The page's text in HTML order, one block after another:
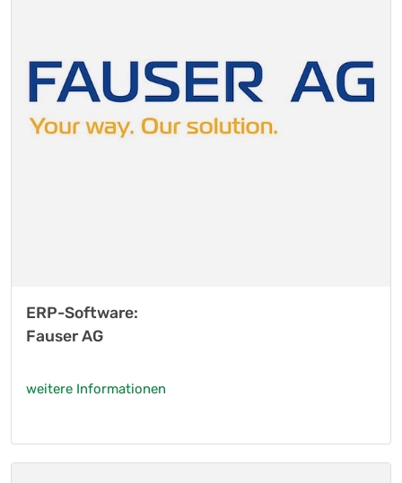
ERP-Software:
Fauser AG
weitere Informationen